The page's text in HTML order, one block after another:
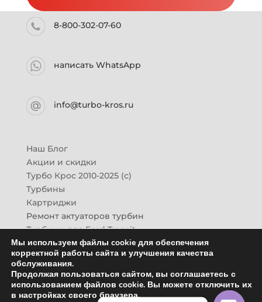
8-800-302-07-60
написать WhatsApp
info@turbo-kros.ru
Наш Блог
Акции и скидки
Турбо Крос 2010-2025 (с)
Турбины
Картриджи
Ремонт актуаторов турбин
Турбины для Ford Transit
Турбины для Mazda CX-7
Картридж для ГАЗон-Next
Турбины HINO (Хино)
Купить новую турбину
Контакты
Мы используем файлы cookie для обеспечения
корректной работы сайта и улучшения качества
обслуживания.
Продолжая пользоваться сайтом, вы соглашаетесь с
использованием файлов cookie. Вы можете отключить их
в настройках своего браузера.